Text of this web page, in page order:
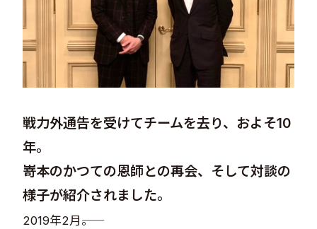
戦力外通告を受けてチームを去り、およそ10
年。
嵜本のかつての恩師との再会、そして対談の
様子が紹介されました。
2019年2月――。